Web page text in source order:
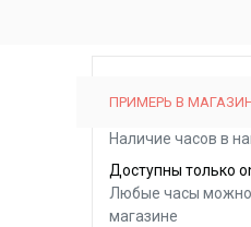
ПРИМЕРЬ В
Наличие часов в
Доступны только
Любые часы можно
магазине